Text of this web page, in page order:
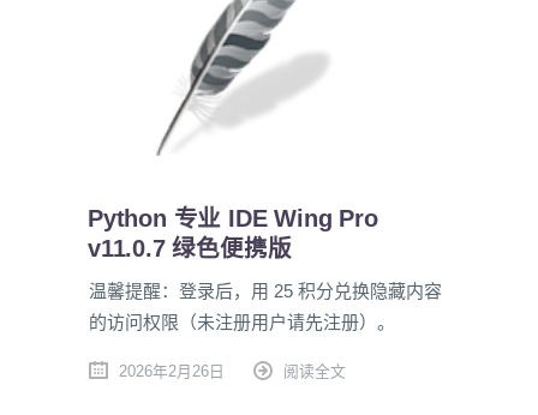
Python 专业 IDE Wing Pro
v11.0.7 绿色便携版
温馨提醒：登录后，用 25 积分兑换隐藏内容
的访问权限（未注册用户请先注册）。
2026年2月26日 阅读全文